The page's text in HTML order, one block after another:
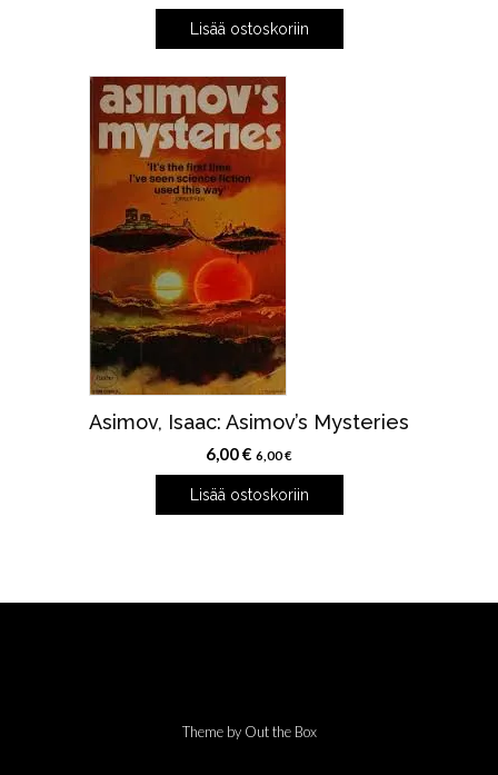
Lisää ostoskoriin
Asimov, Isaac: Asimov’s Mysteries
6,00€ 6,00€
Lisää ostoskoriin
Theme by Out the Box